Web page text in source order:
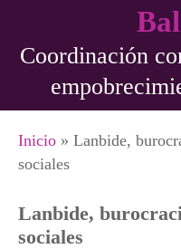
Coordinación
Se
Inicio » Lanbide,
sociales
Lanbide,
sociales